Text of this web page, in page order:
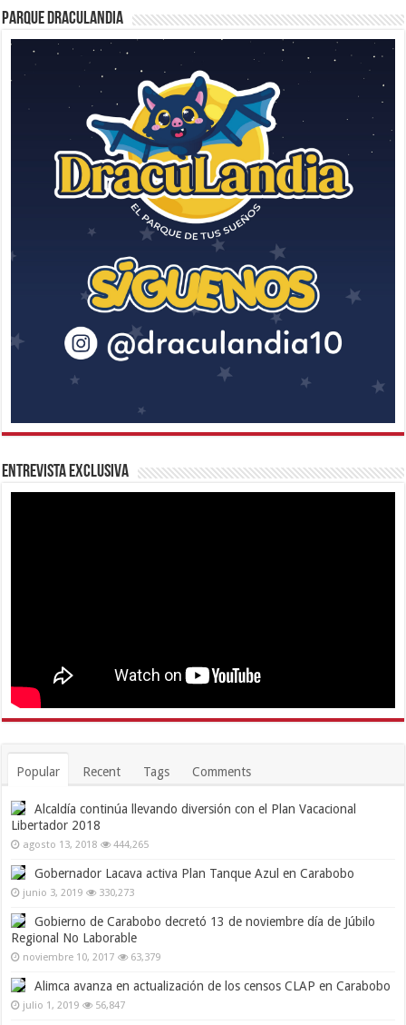
Parque Draculandia
Entrevista Exclusiva
Popular Recent Tags Comments
Alcaldía continúa llevando diversión con el Plan Vacacional
Libertador 2018
agosto 13, 2018 444,265
Gobernador Lacava activa Plan Tanque Azul en Carabobo
junio 3, 2019 330,273
Gobierno de Carabobo decretó 13 de noviembre día de Júbilo
Regional No Laborable
noviembre 10, 2017 63,379
Alimca avanza en actualización de los censos CLAP en Carabobo
julio 1, 2019 56,847